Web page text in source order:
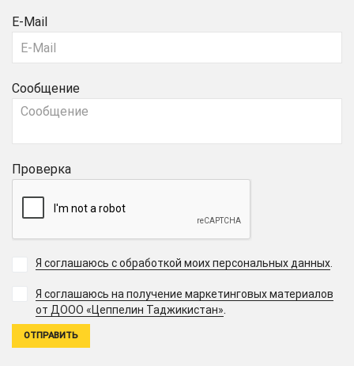
E-Mail
Сообщение
Проверка
Я соглашаюсь с обработкой моих персональных данных.
Я соглашаюсь на получение маркетинговых материалов
от ДООО «Цеппелин Таджикистан».